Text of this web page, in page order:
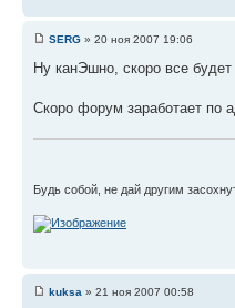
SERG » 20 ноя 2007 19:06
Ну канЭшно, скоро все
Скоро форум заработает по
Будь собой, не дай другим
kuksa » 21 ноя 2007 00:58